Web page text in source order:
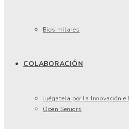
Biosimilares
COLABORACIÓN
Juégatela por la Innovación
Open Seniors